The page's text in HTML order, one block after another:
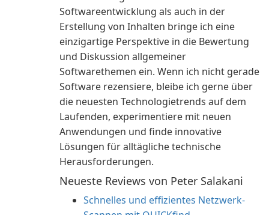
Softwareentwicklung als auch in der
Erstellung von Inhalten bringe ich eine
einzigartige Perspektive in die Bewertung
und Diskussion allgemeiner
Softwarethemen ein. Wenn ich nicht gerade
Software rezensiere, bleibe ich gerne über
die neuesten Technologietrends auf dem
Laufenden, experimentiere mit neuen
Anwendungen und finde innovative
Lösungen für alltägliche technische
Herausforderungen.
Neueste Reviews von Peter Salakani
Schnelles und effizientes Netzwerk-